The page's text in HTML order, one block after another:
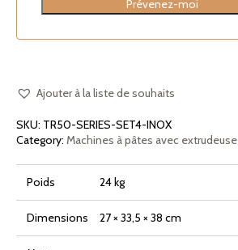
Prévenez-moi
Ajouter à la liste de souhaits
SKU: TR50-SERIES-SET4-INOX
Category: Machines à pâtes avec extrudeuse
Poids 24 kg
Dimensions 27 × 33,5 × 38 cm